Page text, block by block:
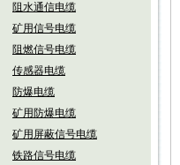
阻水通信电缆
矿用信号电缆
阻燃信号电缆
传感器电缆
防爆电缆
矿用防爆电缆
矿用屏蔽信号电缆
铁路信号电缆